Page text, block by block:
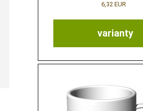
varianty
6,32 EUR